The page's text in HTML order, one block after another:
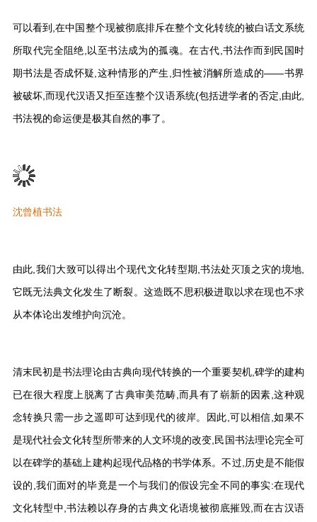
可以看到,在中国整个现被彻底排斥在整个文化转统的被白话文系统
所取代完全阻绝,以至书法成为的孤魂。在古代,书法作而到民国时
期书法是否成怀疑,这种情形的产生,归性被消解所造成的——书界
被破坏,而现代汉语又拒至连整个汉语系统(包括进学者的否定,由此,
书法视的命运便是极其自然的事了。
沈曾植书法
由此,我们大致可以得出个现代文化转型期,书法处灭顶之灾的境地,
它既无法典文化发生了断裂。这造既不思积极进取以求在现也不求
从本体论出发维护向沉沧。
清末民初是书法理论由古典向现代转换的一个重要契机,碑学的建构
已在很大程度上脱离了古典审美范畴,而具有了崭新的因素,这种观
念转换只需一步之遥即可达到现代的彼岸。因此,可以相信,如果不
是现代社会文化转型所带来的人文环境的改变,民国书法理论完全可
以在碑学的基础上建构起现代品格的书学体系。不过,历史是不能假
设的,我们面对的毕竟是一个与我们的假设完全不同的事实:在现代
文化转型中,书法赖以存身的古典文化语境被彻底摧毁,而在古汉语